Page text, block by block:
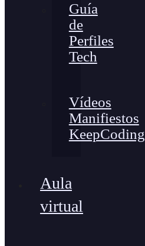
Guía
de
Perfiles
Tech
Vídeos
Manifiestos
KeepCoding
Aula
virtual